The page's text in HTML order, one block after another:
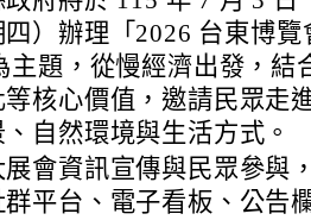
四）辦理「2026 台東博
主題，從慢經濟出發，結
等核心價值，邀請民眾走
自然環境與生活方式。
會資訊宣傳與民眾參與
群平台、電子看板、公告